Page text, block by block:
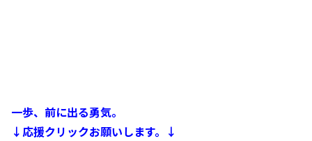
一歩、前に出る勇気。
↓応援クリックお願いします。↓